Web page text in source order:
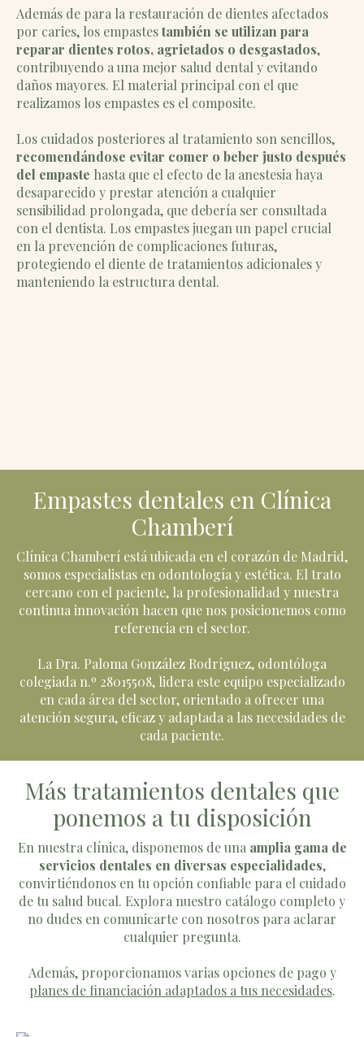
Además de para la restauración de dientes afectados
por caries, los empastestambién se utilizan para
reparar dientes rotos, agrietados o desgastados,
contribuyendo a una mejor salud dental y evitando
daños mayores. El material principal con el que
realizamos los empastes es el composite.
Los cuidados posteriores al tratamiento son sencillos,
recomendándose evitar comer o beber justo después
del empaste hasta que el efecto de la anestesia haya
desaparecido y prestar atención a cualquier
sensibilidad prolongada, que debería ser consultada
con el dentista. Los empastes juegan un papel crucial
en la prevención de complicaciones futuras,
protegiendo el diente de tratamientos adicionales y
manteniendo la estructura dental.
Empastes dentales en Clínica
Chamberí
Clínica Chamberí está ubicada en el corazón de Madrid,
somos especialistas en odontología y estética. El trato
cercano con el paciente, la profesionalidad y nuestra
continua innovación hacen que nos posicionemos como
referencia en el sector.
La Dra. Paloma González Rodríguez, odontóloga
colegiada n.º 28015508, lidera este equipo especializado
en cada área del sector, orientado a ofrecer una
atención segura, eficaz y adaptada a las necesidades de
cada paciente.
Más tratamientos dentales que
ponemos a tu disposición
En nuestra clínica, disponemos de una amplia gama de
servicios dentales en diversas especialidades,
convirtiéndonos en tu opción confiable para el cuidado
de tu salud bucal. Explora nuestro catálogo completo y
no dudes en comunicarte con nosotros para aclarar
cualquier pregunta.
Además, proporcionamos varias opciones de pago y
planes de financiación adaptados a tus necesidades.